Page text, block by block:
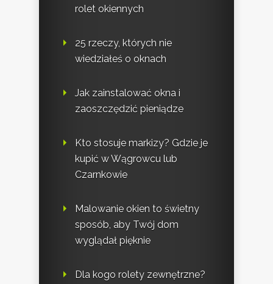
rolet okiennych
25 rzeczy, których nie
wiedziałeś o oknach
Jak zainstalować okna i
zaoszczędzić pieniądze
Kto stosuje markizy? Gdzie je
kupić w Wągrowcu lub
Czarnkowie
Malowanie okien to świetny
sposób, aby Twój dom
wyglądał pięknie
Dla kogo rolety zewnętrzne?